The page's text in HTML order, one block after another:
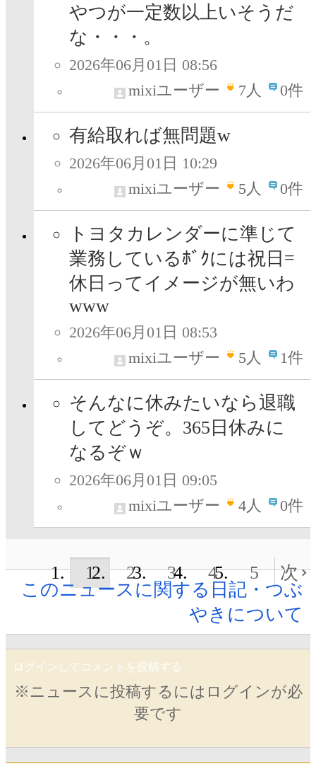
やつが一定数以上いそうだ
な・・・。
2026年06月01日 08:56
mixiユーザー
7人 0件
有給取れば無問題w
2026年06月01日 10:29
mixiユーザー
5人 0件
トヨタカレンダーに準じて
業務しているﾎﾞｸには祝日=
休日ってイメージが無いわ
www
2026年06月01日 08:53
mixiユーザー
5人 1件
そんなに休みたいなら退職
してどうぞ。365日休みに
なるぞｗ
2026年06月01日 09:05
mixiユーザー
4人 0件
1 2 3 4 5
次
このニュースに関する日記・つぶ
やきについて
ログインしてコメントを投稿する
※ニュースに投稿するにはログインが必
要です